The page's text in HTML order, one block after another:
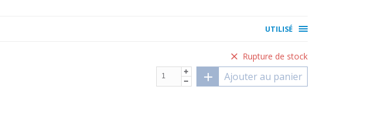
UTILISÉ
Rupture de stock
Ajouter au panier